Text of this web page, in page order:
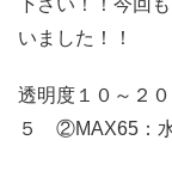
下さい！！今回
いました！！
透明度１０～
５ ②MAX65：